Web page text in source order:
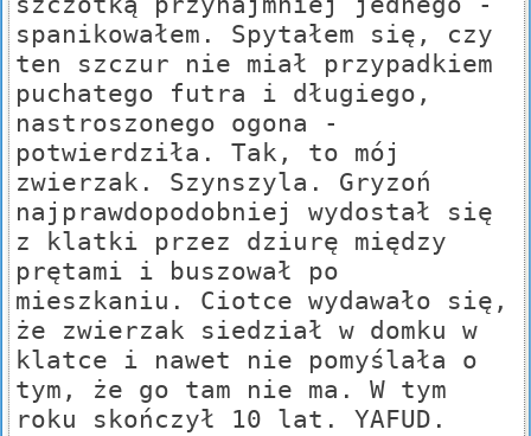
spanikowałem. Spytałem się, czy
ten szczur nie miał przypadkiem
puchatego futra i długiego,
nastroszonego ogona -
potwierdziła. Tak, to mój
zwierzak. Szynszyla. Gryzoń
najprawdopodobniej wydostał się
z klatki przez dziurę między
prętami i buszował po
mieszkaniu. Ciotce wydawało się,
że zwierzak siedział w domku w
klatce i nawet nie pomyślała o
tym, że go tam nie ma. W tym
roku skończył 10 lat. YAFUD.